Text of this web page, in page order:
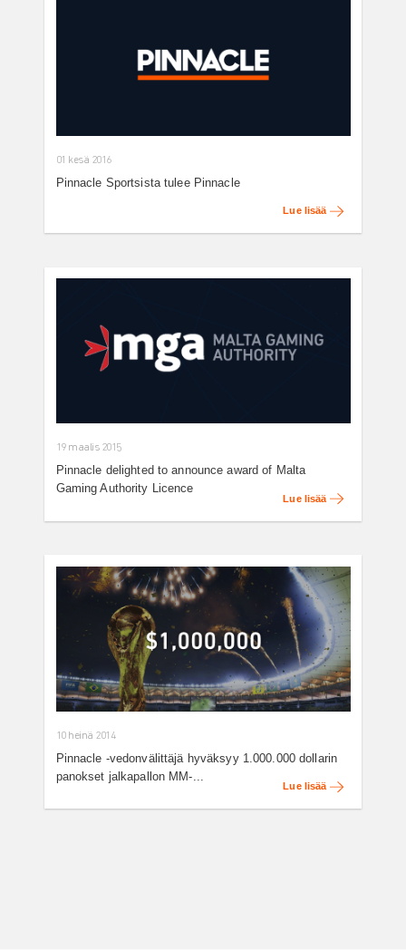
01 kesä 2016
Pinnacle Sportsista tulee Pinnacle
Lue lisää
19 maalis 2015
Pinnacle delighted to announce award of Malta
Gaming Authority Licence
Lue lisää
10 heinä 2014
Pinnacle -vedonvälittäjä hyväksyy 1.000.000 dollarin
panokset jalkapallon MM-...
Lue lisää